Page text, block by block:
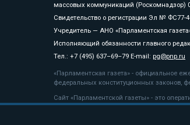
массовых коммуникаций (Роскомнадзор)
Свидетельство о регистрации Эл № ФС77-
Учредитель — АНО «Парламентская
Исполняющий обязанности главного
Тел.: +7 (495) 637–69–79 E-mail: pg@pnp.ru
«Парламентская газета» - официальное
федеральных конституционных законов,
Сайт «Парламентской газеты» - это
«Парламентской газеты» активная ссылка